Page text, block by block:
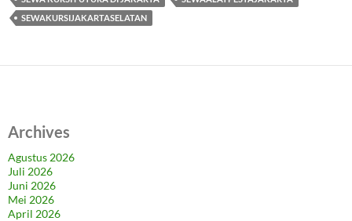
SEWAKURSIJAKARTASELATAN
Archives
Agustus 2026
Juli 2026
Juni 2026
Mei 2026
April 2026